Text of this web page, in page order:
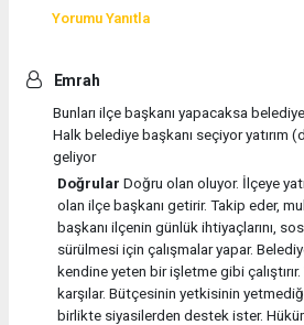
Yorumu Yanıtla
Emrah
Bunları ilçe başkanı yapacaksa
Halk belediye başkanı seçiyor yatırım
geliyor
Doğrular Doğru olan oluyor. İlçeye
olan ilçe başkanı getirir. Takip eder,
başkanı ilçenin günlük ihtiyaçlarını,
sürülmesi için çalışmalar yapar.
kendine yeten bir işletme gibi çalıştırır.
karşılar. Bütçesinin yetkisinin
birlikte siyasilerden destek ister.